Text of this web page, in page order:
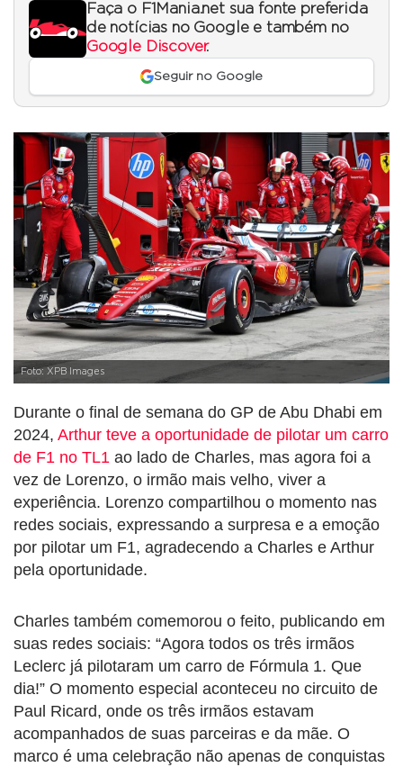
Faça o F1Mania.net sua fonte preferida
de notícias no Google e também no
Google Discover.
Seguir no Google
Foto: XPB Images
Durante o final de semana do GP de Abu Dhabi em
2024, Arthur teve a oportunidade de pilotar um carro
de F1 no TL1 ao lado de Charles, mas agora foi a
vez de Lorenzo, o irmão mais velho, viver a
experiência. Lorenzo compartilhou o momento nas
redes sociais, expressando a surpresa e a emoção
por pilotar um F1, agradecendo a Charles e Arthur
pela oportunidade.
Charles também comemorou o feito, publicando em
suas redes sociais: “Agora todos os três irmãos
Leclerc já pilotaram um carro de Fórmula 1. Que
dia!” O momento especial aconteceu no circuito de
Paul Ricard, onde os três irmãos estavam
acompanhados de suas parceiras e da mãe. O
marco é uma celebração não apenas de conquistas